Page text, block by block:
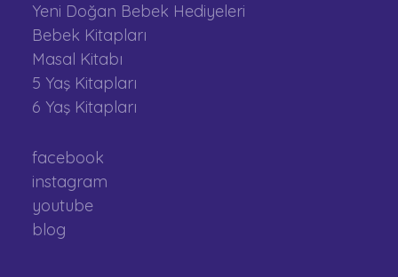
Yeni Doğan Bebek Hediyeleri
Bebek Kitapları
Masal Kitabı
5 Yaş Kitapları
6 Yaş Kitapları
facebook
instagram
youtube
blog